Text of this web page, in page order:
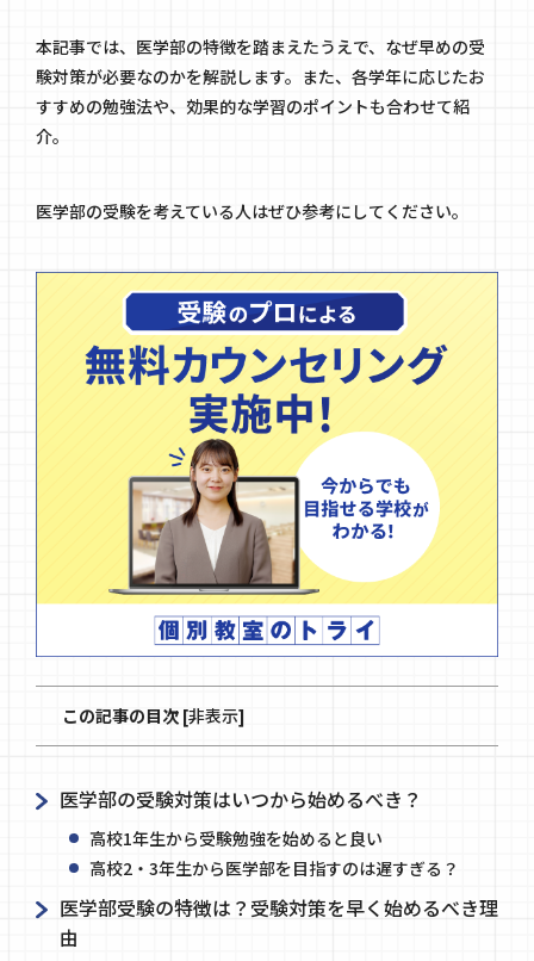
本記事では、医学部の特徴を踏まえたうえで、なぜ早めの受
験対策が必要なのかを解説します。また、各学年に応じたお
すすめの勉強法や、効果的な学習のポイントも合わせて紹
介。
医学部の受験を考えている人はぜひ参考にしてください。
この記事の目次 [非表示]
医学部の受験対策はいつから始めるべき？
高校1年生から受験勉強を始めると良い
高校2・3年生から医学部を目指すのは遅すぎる？
医学部受験の特徴は？受験対策を早く始めるべき理
由